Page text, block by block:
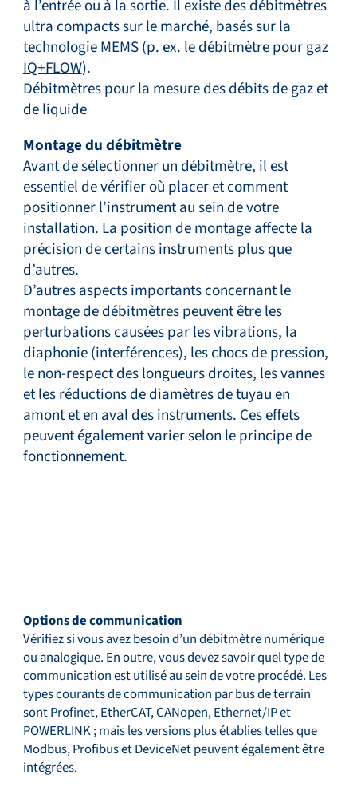
à l’entrée ou à la sortie. Il existe des débitmètres
ultra compacts sur le marché, basés sur la
technologie MEMS (p. ex. ledébitmètre pour gaz
IQ+FLOW).
Débitmètres pour la mesure des débits de gaz et
de liquide
Montage du débitmètre
Avant de sélectionner un débitmètre, il est
essentiel de vérifier où placer et comment
positionner l’instrument au sein de votre
installation. La position de montage affecte la
précision de certains instruments plus que
d’autres.
D’autres aspects importants concernant le
montage de débitmètres peuvent être les
perturbations causées par les vibrations, la
diaphonie (interférences), les chocs de pression,
le non-respect des longueurs droites, les vannes
et les réductions de diamètres de tuyau en
amont et en aval des instruments. Ces effets
peuvent également varier selon le principe de
fonctionnement.
Options de communication
Vérifiez si vous avez besoin d’un débitmètre numérique
ou analogique. En outre, vous devez savoir quel type de
communication est utilisé au sein de votre procédé. Les
types courants de communication par bus de terrain
sont Profinet, EtherCAT, CANopen, Ethernet/IP et
POWERLINK ; mais les versions plus établies telles que
Modbus, Profibus et DeviceNet peuvent également être
intégrées.